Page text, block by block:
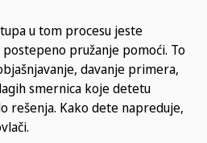
u tom procesu jeste
pružanje pomoći. To
davanje primera,
smernica koje detetu
rešenja. Kako dete napreduje,